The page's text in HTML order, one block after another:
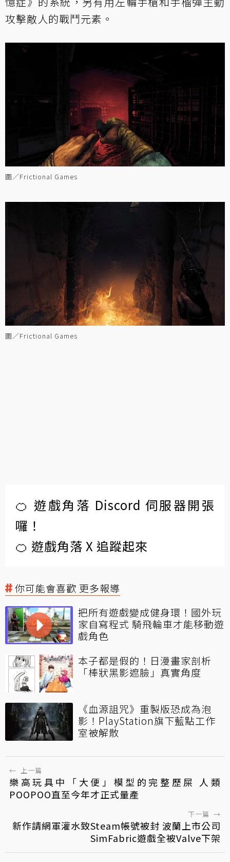
攻擊敵人的戰鬥元素。
圖／Frictional Games
圖／Frictional Games
🍊 遊戲角落 Discord 伺服器開張
囉！
🍊 遊戲角落 X 追蹤起來
你可能會喜歡 更多報導
把所有遊戲變成健身環！國外玩
家自寫程式 騎飛輪車才能移動遊
戲角色
本子都是假的！日漫畫家剖析
「棒狀黑影遮臉」真實角度
《血源詛咒》重製版恐成為泡
影！PlayStation旗下藍點工作
室被解散
← 上一篇
樂高玩具中「大便」模型的完整歷屎 人類
POOPOO直至今年才正式量產
下一篇 →
新作請網軍灌水致Steam帳號被封 波蘭上市公司
SimFabric遊戲全被Valve下架